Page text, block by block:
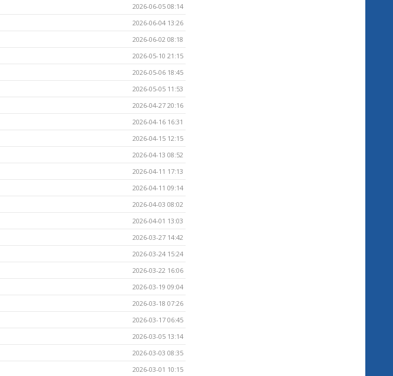
2026-06-05 08:14
2026-06-04 13:26
2026-06-02 08:18
2026-05-10 21:15
2026-05-06 18:45
2026-05-05 11:53
2026-04-27 20:16
2026-04-16 16:31
2026-04-15 12:15
2026-04-13 08:52
2026-04-11 17:13
2026-04-11 09:14
2026-04-03 08:02
2026-04-01 13:03
2026-03-27 14:42
2026-03-24 15:24
2026-03-22 16:06
2026-03-19 09:04
2026-03-18 07:26
2026-03-17 06:45
2026-03-05 13:14
2026-03-03 08:35
2026-03-01 10:15